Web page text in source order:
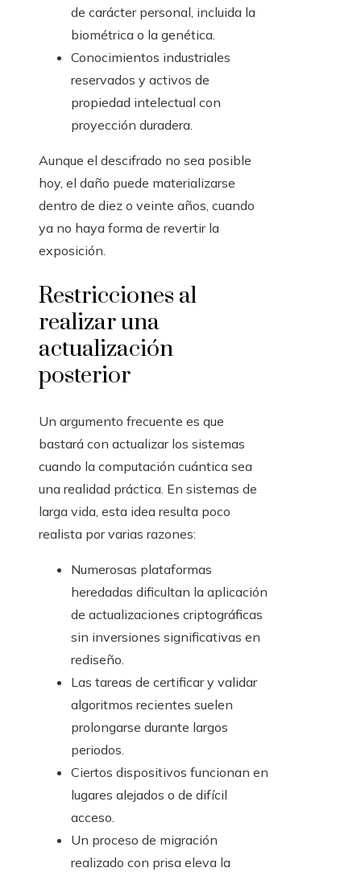
de carácter personal, incluida la
biométrica o la genética.
Conocimientos industriales
reservados y activos de
propiedad intelectual con
proyección duradera.
Aunque el descifrado no sea posible
hoy, el daño puede materializarse
dentro de diez o veinte años, cuando
ya no haya forma de revertir la
exposición.
Restricciones al
realizar una
actualización
posterior
Un argumento frecuente es que
bastará con actualizar los sistemas
cuando la computación cuántica sea
una realidad práctica. En sistemas de
larga vida, esta idea resulta poco
realista por varias razones:
Numerosas plataformas
heredadas dificultan la aplicación
de actualizaciones criptográficas
sin inversiones significativas en
rediseño.
Las tareas de certificar y validar
algoritmos recientes suelen
prolongarse durante largos
periodos.
Ciertos dispositivos funcionan en
lugares alejados o de difícil
acceso.
Un proceso de migración
realizado con prisa eleva la